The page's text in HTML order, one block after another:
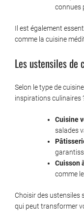
connues
Il est également
comme la cuisine
Les ustensiles de
Selon le type de
inspirations culinaires
Cuisine
salades
Cuisson
comme
Choisir des ustensiles
qui peut transformer